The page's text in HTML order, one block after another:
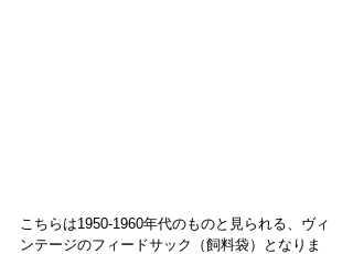
こちらは1950-1960年代のものと見られる、ヴィ
ンテージのフィードサック（飼料袋）となりま